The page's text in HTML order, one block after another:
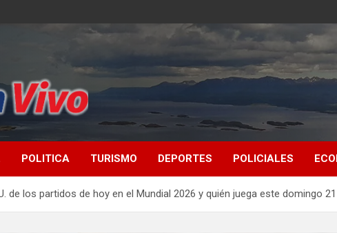
POLITICA TURISMO DEPORTES POLICIALES
de los partidos de hoy en el Mundial 2026 y quién juega este domingo